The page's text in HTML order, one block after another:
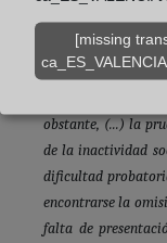
incumplimiento
anuales ni es
determina por sí
obstante, (...) la
de la inactividad
dificultad
encontrarse la
falta de
[missing